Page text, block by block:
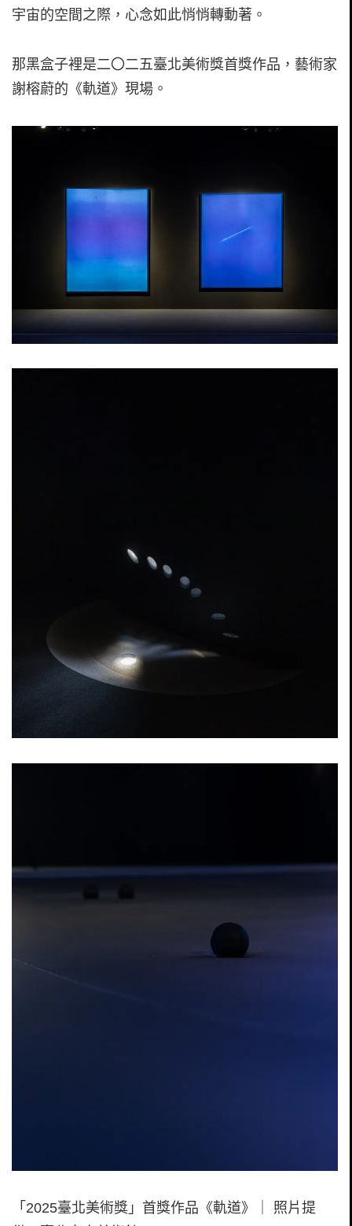
宇宙的空間之際，心念如此悄悄轉動著。
那黑盒子裡是二〇二五臺北美術獎首獎作品，藝術家
謝榕蔚的《軌道》現場。
「2025臺北美術獎」⾸獎作品《軌道》｜ 照片提